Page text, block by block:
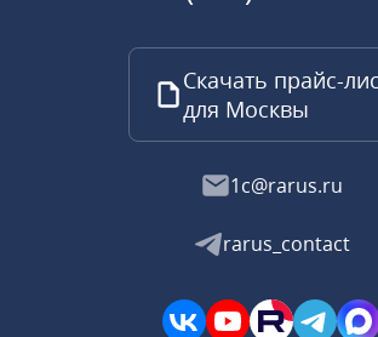
Скачать прайс-
для Москвы
1c@rarus.ru
rarus_contact